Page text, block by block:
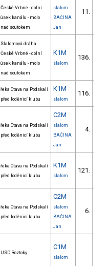
České Vrbné - dolní
úsek kanálu - molo
nad soutokem
slalom
BAČINA
Jan
11.
Slalomová dráha
České Vrbné - dolní
úsek kanálu - molo
nad soutokem
K1M
slalom
136.
řeka Otava na Podskalí
před loděnicí klubu
K1M
slalom
116.
řeka Otava na Podskalí
před loděnicí klubu
C2M
slalom
BAČINA
Jan
4.
řeka Otava na Podskalí
před loděnicí klubu
K1M
slalom
121.
řeka Otava na Podskalí
před loděnicí klubu
C2M
slalom
BAČINA
Jan
6.
USD Roztoky
C1M
slalom